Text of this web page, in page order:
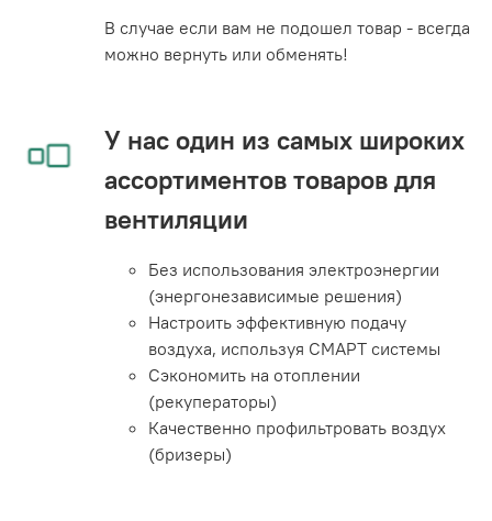
В случае если вам не подошел товар - всегда
можно вернуть или обменять!
У нас один из самых широких
ассортиментов товаров для
вентиляции
Без использования электроэнергии
(энергонезависимые решения)
Настроить эффективную подачу
воздуха, используя СМАРТ системы
Сэкономить на отоплении
(рекуператоры)
Качественно профильтровать воздух
(бризеры)